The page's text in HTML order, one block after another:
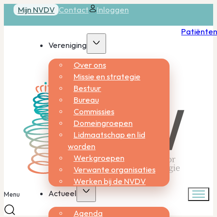
Mijn NVDV Contact Inloggen
Vereniging
Over ons
Missie en strategie
Bestuur
Bureau
Commissies
Domeingroepen
Lidmaatschap en lid
worden
Werkgroepen
Verwante organisaties
Werken bij de NVDV
Actueel
Agenda
Menu